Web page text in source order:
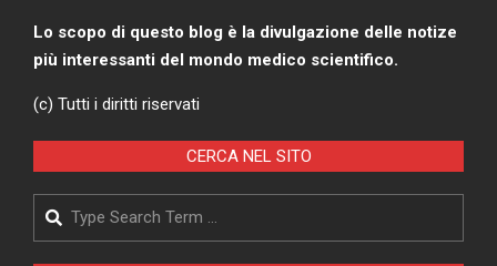
Lo scopo di questo blog è la divulgazione delle notize
più interessanti del mondo medico scientifico.
(c) Tutti i diritti riservati
CERCA NEL SITO
Search